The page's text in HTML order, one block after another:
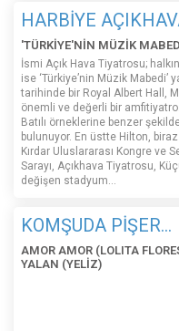
HARBİYE
'TÜRKİYE'NİN MÜZİK
İsmi Açık Hava Tiyatrosu;
ise ‘Türkiye’nin Müzik Mabedi’
tarihinde bir Royal Albert Hall,
önemli ve değerli bir
Batılı örneklerine benzer
bulunuyor. En üstte Hilton,
Kırdar Uluslararası Kongre ve
Sarayı, Açıkhava Tiyatrosu,
değişen stadyum…
KOMŞUDA PİŞER...
AMOR AMOR (LOLITA
YALAN (YELİZ)